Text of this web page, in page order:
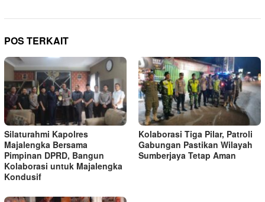
POS TERKAIT
Silaturahmi Kapolres
Majalengka Bersama
Pimpinan DPRD, Bangun
Kolaborasi untuk Majalengka
Kondusif
Kolaborasi Tiga Pilar, Patroli
Gabungan Pastikan Wilayah
Sumberjaya Tetap Aman